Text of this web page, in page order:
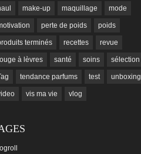
make-up maquillage mode
perte de poids poids
terminés recettes revue
à lèvres santé soins sélection
tendance parfums test unboxing
vis ma vie vlog